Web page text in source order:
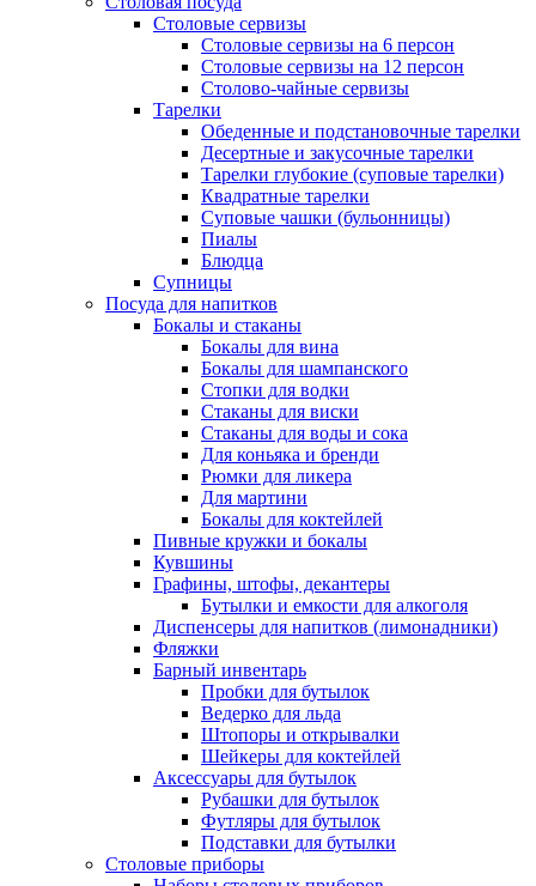
Столовые сервизы
Столовые сервизы на 6 персон
Столовые сервизы на 12 персон
Столово-чайные сервизы
Тарелки
Обеденные и подстановочные тарелки
Десертные и закусочные тарелки
Тарелки глубокие (суповые тарелки)
Квадратные тарелки
Суповые чашки (бульонницы)
Пиалы
Блюдца
Супницы
Посуда для напитков
Бокалы и стаканы
Бокалы для вина
Бокалы для шампанского
Стопки для водки
Стаканы для виски
Стаканы для воды и сока
Для коньяка и бренди
Рюмки для ликера
Для мартини
Бокалы для коктейлей
Пивные кружки и бокалы
Кувшины
Графины, штофы, декантеры
Бутылки и емкости для алкоголя
Диспенсеры для напитков (лимонадники)
Фляжки
Барный инвентарь
Пробки для бутылок
Ведерко для льда
Штопоры и открывалки
Шейкеры для коктейлей
Аксессуары для бутылок
Рубашки для бутылок
Футляры для бутылок
Подставки для бутылки
Столовые приборы